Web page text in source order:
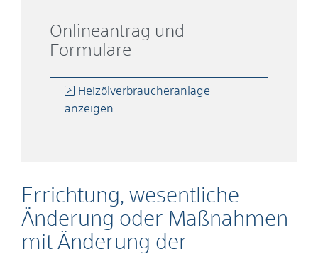
Errichtung, wesentliche
Änderung oder Maßnahmen
mit Änderung der
Onlineantrag und
Formulare
Heizölverbraucheranlage
anzeigen